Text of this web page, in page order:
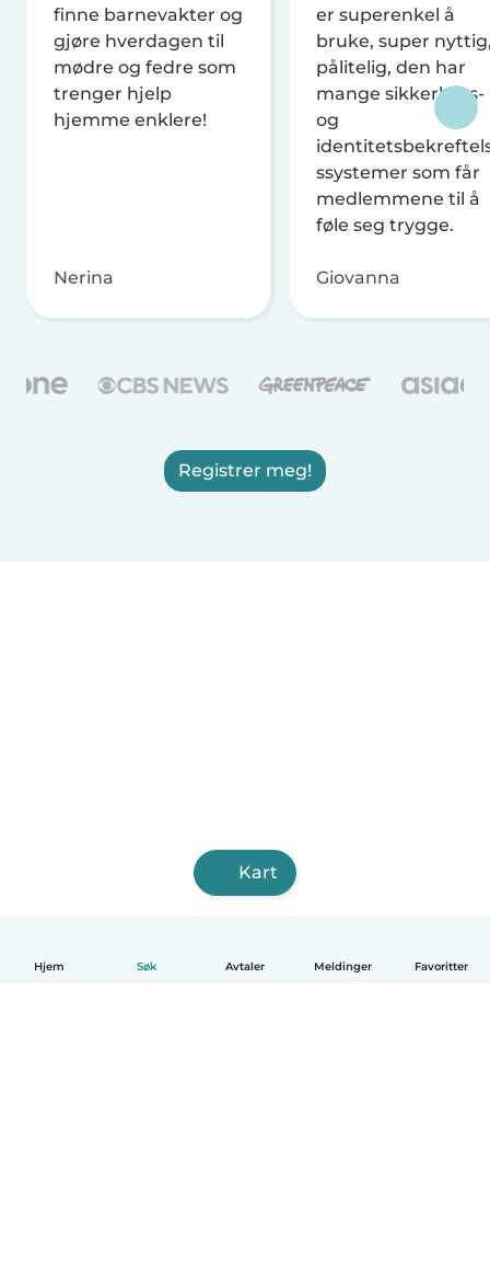
Hjem Søk Avtaler Meldinger Favoritter
finne barnevakter og
gjøre hverdagen til
mødre og fedre som
trenger hjelp
hjemme enklere!
Nerina
er superenkel å
bruke, super
pålitelig, den har
mange sikkerhets-
og
ssystemer som får
medlemmene til å
føle seg trygge.
Giovanna
Registrer meg!
Kart